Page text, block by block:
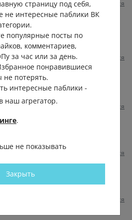
0 Отвечать Пожаловаться
горит как прикуриватель 🤣
0 Отвечать Пожаловаться
Vegas
, 😂😂😂😂
0 Пожаловаться
Евгений
Пожаловаться
Вдовин
, любитель глину месить ??
Пожаловаться
страницу под себя,
не интересные паблики ВК
популярные посты по
комментариев,
за час или за день.
понравившиеся
не потерять.
интересные паблики -
наш агрегатор.
.
не показывать
Закрыть